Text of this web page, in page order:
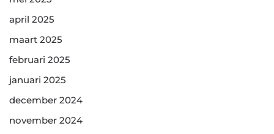
april 2025
maart 2025
februari 2025
januari 2025
december 2024
november 2024